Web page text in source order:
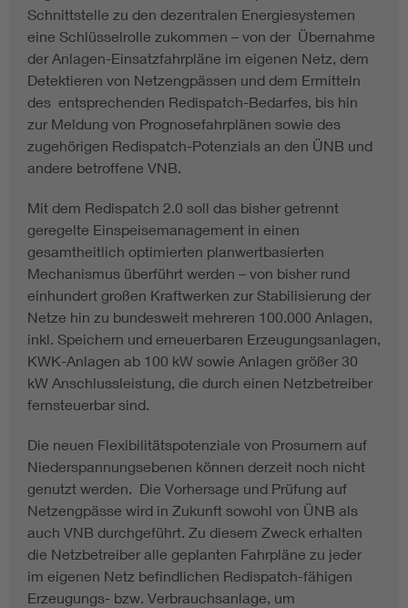
Schnittstelle zu den dezentralen Energiesystemen
eine Schlüsselrolle zukommen – von der Übernahme
der Anlagen-Einsatzfahrpläne im eigenen Netz, dem
Detektieren von Netzengpässen und dem Ermitteln
des entsprechenden Redispatch-Bedarfes, bis hin
zur Meldung von Prognosefahrplänen sowie des
zugehörigen Redispatch-Potenzials an den ÜNB und
andere betroffene VNB.
Mit dem Redispatch 2.0 soll das bisher getrennt
geregelte Einspeisemanagement in einen
gesamtheitlich optimierten planwertbasierten
Mechanismus überführt werden – von bisher rund
einhundert großen Kraftwerken zur Stabilisierung der
Netze hin zu bundesweit mehreren 100.000 Anlagen,
inkl. Speichern und erneuerbaren Erzeugungsanlagen,
KWK-Anlagen ab 100 kW sowie Anlagen größer 30
kW Anschlussleistung, die durch einen Netzbetreiber
fernsteuerbar sind.
Die neuen Flexibilitätspotenziale von Prosumern auf
Niederspannungsebenen können derzeit noch nicht
genutzt werden. Die Vorhersage und Prüfung auf
Netzengpässe wird in Zukunft sowohl von ÜNB als
auch VNB durchgeführt. Zu diesem Zweck erhalten
die Netzbetreiber alle geplanten Fahrpläne zu jeder
im eigenen Netz befindlichen Redispatch-fähigen
Erzeugungs- bzw. Verbrauchsanlage, um